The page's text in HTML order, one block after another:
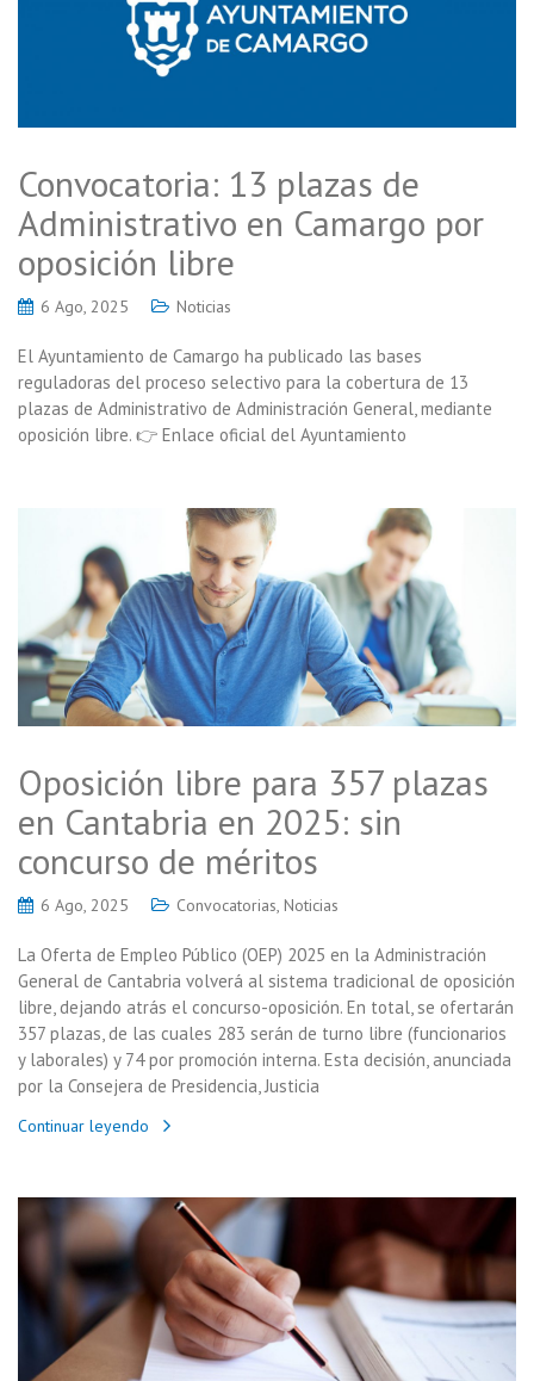
Convocatoria: 13 plazas de
Administrativo en Camargo por
oposición libre
6 Ago, 2025 Noticias
El Ayuntamiento de Camargo ha publicado las bases
reguladoras del proceso selectivo para la cobertura de 13
plazas de Administrativo de Administración General, mediante
oposición libre. 👉 Enlace oficial del Ayuntamiento
Oposición libre para 357 plazas
en Cantabria en 2025: sin
concurso de méritos
6 Ago, 2025 Convocatorias, Noticias
La Oferta de Empleo Público (OEP) 2025 en la Administración
General de Cantabria volverá al sistema tradicional de oposición
libre, dejando atrás el concurso-oposición. En total, se ofertarán
357 plazas, de las cuales 283 serán de turno libre (funcionarios
y laborales) y 74 por promoción interna. Esta decisión, anunciada
por la Consejera de Presidencia, Justicia
Continuar leyendo